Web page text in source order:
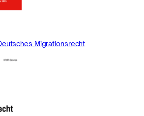
Migrationsrecht